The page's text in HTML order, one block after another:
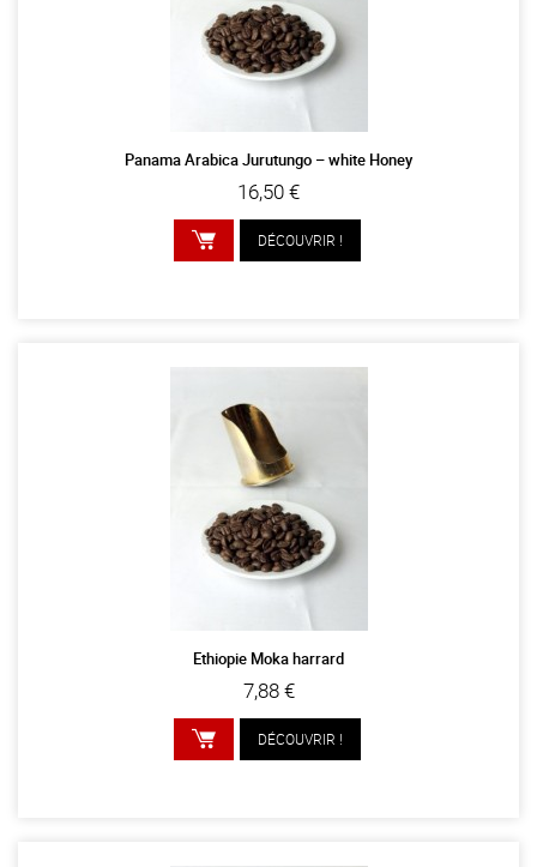
Panama Arabica Jurutungo – white Honey
16,50 €
DÉCOUVRIR !
Ethiopie Moka harrard
7,88 €
DÉCOUVRIR !